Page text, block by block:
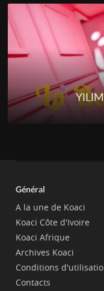
Général
A la une de Koaci
Koaci Côte d'Ivoire
Koaci Afrique
Archives Koaci
Conditions
Contacts